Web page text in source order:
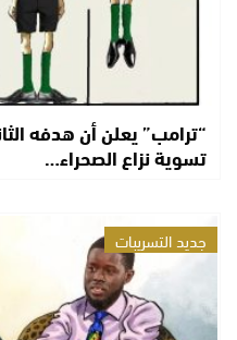
“ترامب” يعلن أن هدفه
تسوية نزاع الصحراء…
جديد التسريبات